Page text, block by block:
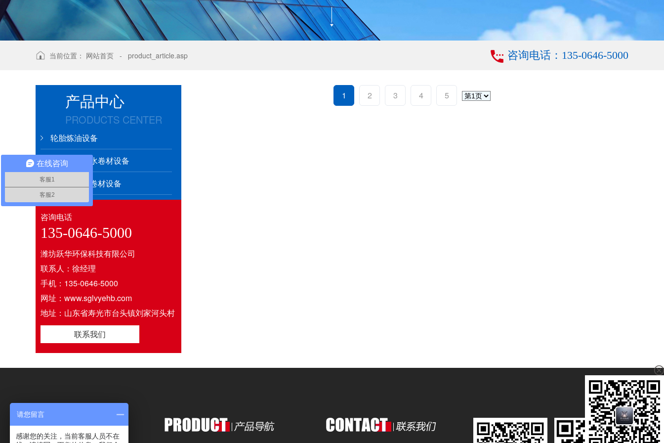
当前位置： 网站首页 - product_article.asp 咨询电话：135-0646-5000
产品中心
PRODUCTS CENTER
轮胎炼油设备
改性沥青防水卷材设备
高分子防水卷材设备
咨询电话
135-0646-5000
潍坊跃华环保科技有限公司
联系人：徐经理
手机：135-0646-5000
网址：www.sglvyehb.com
地址：山东省寿光市台头镇刘家河头村
联系我们
1 2 3 4 5
在线咨询
客服1
客服2
请您留言
感谢您的关注，当前客服人员不在